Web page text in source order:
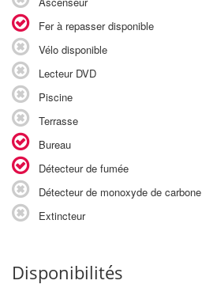
Fer à repasser disponible
Vélo disponible
Lecteur DVD
Piscine
Terrasse
Bureau
Détecteur de fumée
Détecteur de monoxyde de carbone
Extincteur
Disponibilités